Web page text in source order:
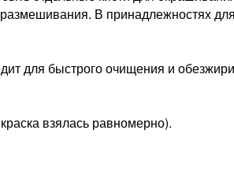
В принадлежностях
для быстрого очищения и
взялась равномерно).